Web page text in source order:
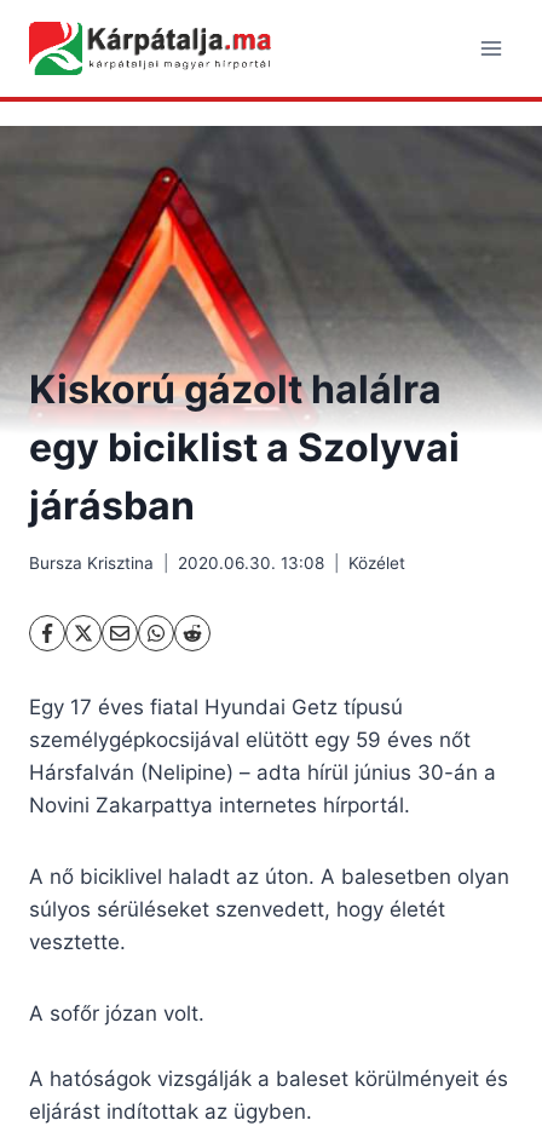
content
Kiskorú gázolt halálra
egy biciklist a Szolyvai
járásban
Bursza Krisztina 2020.06.30. 13:08 Közélet
Egy 17 éves fiatal Hyundai Getz típusú
személygépkocsijával elütött egy 59 éves nőt
Hársfalván (Nelipine) – adta hírül június 30-án a
Novini Zakarpattya internetes hírportál.
A nő biciklivel haladt az úton. A balesetben olyan
súlyos sérüléseket szenvedett, hogy életét
vesztette.
A sofőr józan volt.
A hatóságok vizsgálják a baleset körülményeit és
eljárást indítottak az ügyben.